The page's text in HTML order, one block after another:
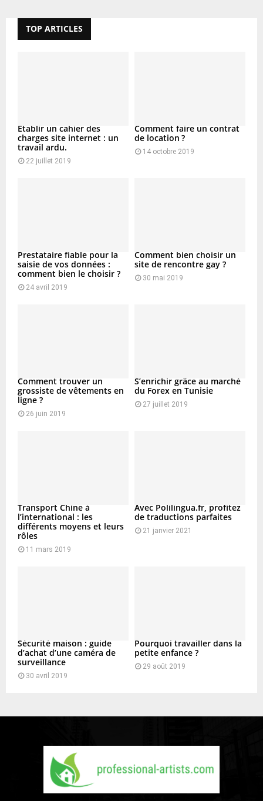
TOP ARTICLES
Etablir un cahier des
charges site internet : un
travail ardu.
22 juillet 2019
Comment faire un contrat
de location ?
14 octobre 2019
Prestataire fiable pour la
saisie de vos données :
comment bien le choisir ?
24 avril 2019
Comment bien choisir un
site de rencontre gay ?
30 mai 2019
Comment trouver un
grossiste de vêtements en
ligne ?
26 juin 2019
S’enrichir grâce au marché
du Forex en Tunisie
27 juillet 2019
Transport Chine à
l’international : les
différents moyens et leurs
rôles
11 mars 2019
Avec Polilingua.fr, profitez
de traductions parfaites
21 janvier 2021
Sécurité maison : guide
d’achat d’une caméra de
surveillance
30 avril 2019
Pourquoi travailler dans la
petite enfance ?
29 août 2019